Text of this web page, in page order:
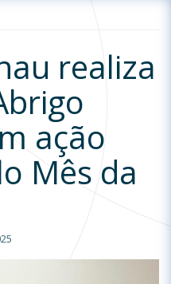
realiza
ação
Mês da